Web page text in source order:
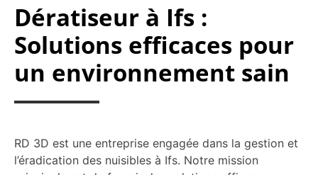
Dératiseur à Ifs :
Solutions efficaces pour
un environnement sain
RD 3D est une entreprise engagée dans la gestion et
l’éradication des nuisibles à Ifs. Notre mission